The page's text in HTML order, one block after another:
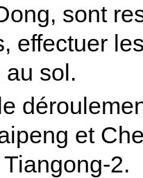
sont
effectuer
au sol.
et
2.